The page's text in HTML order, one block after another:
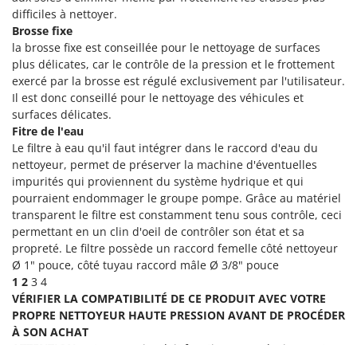
F
Fendeuses à bois
Filets pour la Récolte des olives
Filtres pour vin et huile
Floconneuses
Fouloirs - Égrappoirs
Fourches pour tracteur
Fours d'extérieur - intérieur pour pizza et cuisine
Fours électriques
Fraises à neige
Fraises rotatives pour tracteur
Friteuses sans huile
G
Générateurs d'air chaud
Godets à terre basculants pour tracteur
Cresco
Cruccolini
CTEK
D
Dal Degan
DCG
Deca
DeWalt
Di Martino
Diavola Pro
Diesse
Docma
Dominion
Dreame
difficiles à nettoyer.
Brosse fixe
la brosse fixe est conseillée pour le nettoyage de surfaces
plus délicates, car le contrôle de la pression et le frottement
exercé par la brosse est régulé exclusivement par l'utilisateur.
Il est donc conseillé pour le nettoyage des véhicules et
surfaces délicates.
Fitre de l'eau
Le filtre à eau qu'il faut intégrer dans le raccord d'eau du
nettoyeur, permet de préserver la machine d'éventuelles
impurités qui proviennent du système hydrique et qui
pourraient endommager le groupe pompe. Grâce au matériel
transparent le filtre est constamment tenu sous contrôle, ceci
permettant en un clin d'oeil de contrôler son état et sa
propreté. Le filtre possède un raccord femelle côté nettoyeur
Ø 1" pouce, côté tuyau raccord mâle Ø 3/8" pouce
1 2 3 4
VÉRIFIER LA COMPATIBILITÉ DE CE PRODUIT AVEC VOTRE
PROPRE NETTOYEUR HAUTE PRESSION AVANT DE PROCÉDER
À SON ACHAT